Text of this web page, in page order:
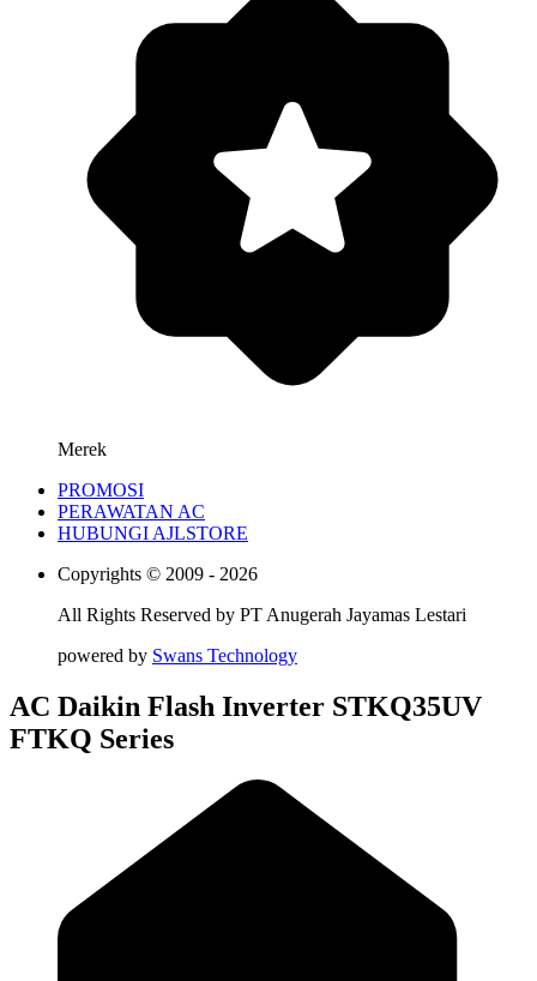
Merek
PROMOSI
PERAWATAN AC
HUBUNGI AJLSTORE
Copyrights © 2009 - 2026
All Rights Reserved by PT Anugerah Jayamas Lestari
powered by Swans Technology
AC Daikin Flash Inverter STKQ35UV
FTKQ Series